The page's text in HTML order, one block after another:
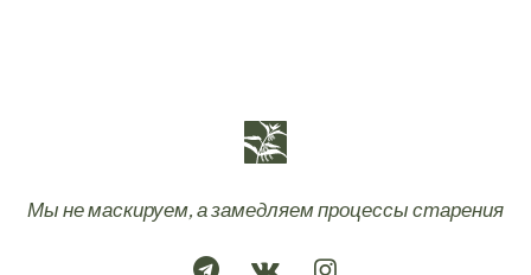
Мы не маскируем, а замедляем процессы старения